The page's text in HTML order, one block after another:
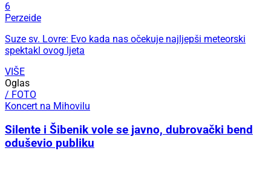
6
Perzeide
Suze sv. Lovre: Evo kada nas očekuje najljepši meteorski
spektakl ovog ljeta
VIŠE
Oglas
/ FOTO
Koncert na Mihovilu
Silente i Šibenik vole se javno, dubrovački bend
oduševio publiku